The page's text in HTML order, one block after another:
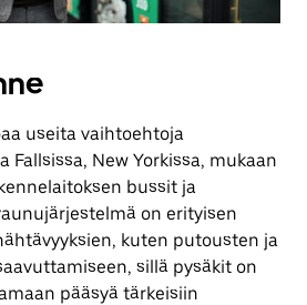
useita vaihtoehtoja
Fallsissa, New Yorkissa, mukaan
bussit ja
on erityisen
kuten putousten ja
sillä pysäkit on
pääsyä tärkeisiin